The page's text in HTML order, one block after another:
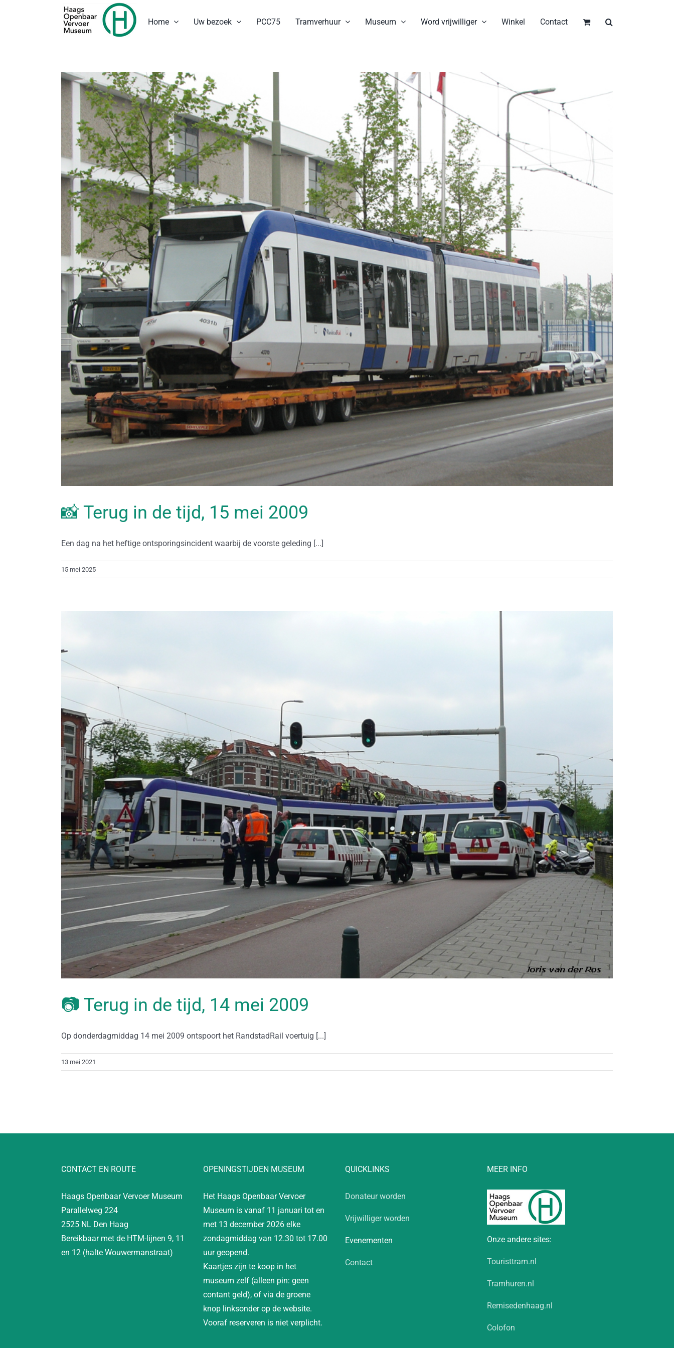
Home Uw bezoek PCC75 Tramverhuur Museum Word vrijwilliger Winkel Contact
📸 Terug in de tijd, 15 mei 2009
Een dag na het heftige ontsporingsincident waarbij de voorste geleding [...]
15 mei 2025
📷 Terug in de tijd, 14 mei 2009
Op donderdagmiddag 14 mei 2009 ontspoort het RandstadRail voertuig [...]
13 mei 2021
CONTACT EN ROUTE
Haags Openbaar Vervoer Museum
Parallelweg 224
2525 NL Den Haag
Bereikbaar met de HTM-lijnen 9, 11
en 12 (halte Wouwermanstraat)
OPENINGSTIJDEN MUSEUM
Het Haags Openbaar Vervoer
Museum is vanaf 11 januari tot en
met 13 december 2026 elke
zondagmiddag van 12.30 tot 17.00
uur geopend.
Kaartjes zijn te koop in het
museum zelf (alleen pin: geen
contant geld), of via de groene
knop linksonder op de website.
Vooraf reserveren is niet verplicht.
QUICKLINKS
Donateur worden
Vrijwilliger worden
Evenementen
Contact
MEER INFO
Onze andere sites:
Touristtram.nl
Tramhuren.nl
Remisedenhaag.nl
Colofon